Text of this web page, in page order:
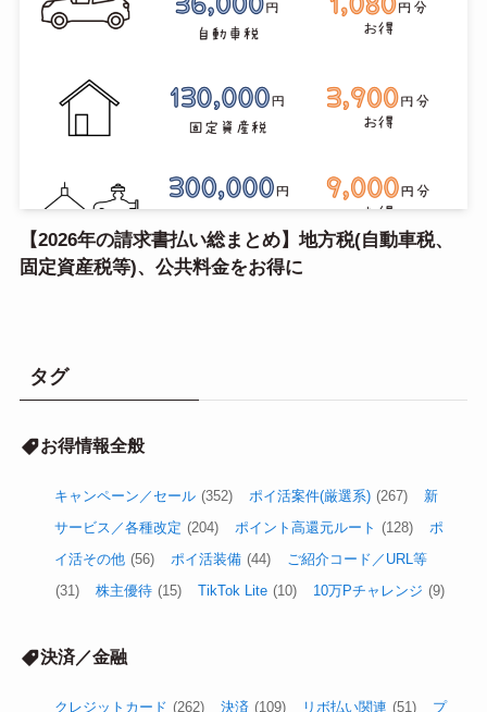
【2026年の請求書払い総まとめ】地方税(自動車税、
固定資産税等)、公共料金をお得に
タグ
お得情報全般
キャンペーン／セール (352) ポイ活案件(厳選系) (267)
新
サービス／各種改定 (204) ポイント高還元ルート (128)
ポ
イ活その他 (56) ポイ活装備 (44)
ご紹介コード／URL等
(31)
株主優待 (15) TikTok Lite (10) 10万Pチャレンジ (9)
決済／金融
クレジットカード (262) 決済 (109) リボ払い関連 (51)
プ